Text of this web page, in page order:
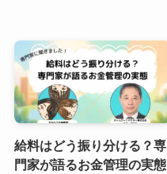
給料はどう振り分ける？専
門家が語るお金管理の実態